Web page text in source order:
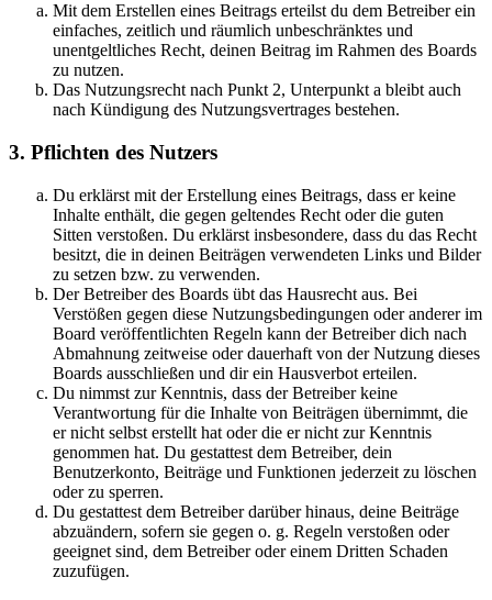
Mit dem Erstellen eines Beitrags erteilst du dem Betreiber ein
einfaches, zeitlich und räumlich unbeschränktes und
unentgeltliches Recht, deinen Beitrag im Rahmen des Boards
zu nutzen.
Das Nutzungsrecht nach Punkt 2, Unterpunkt a bleibt auch
nach Kündigung des Nutzungsvertrages bestehen.
3. Pflichten des Nutzers
Du erklärst mit der Erstellung eines Beitrags, dass er keine
Inhalte enthält, die gegen geltendes Recht oder die guten
Sitten verstoßen. Du erklärst insbesondere, dass du das Recht
besitzt, die in deinen Beiträgen verwendeten Links und Bilder
zu setzen bzw. zu verwenden.
Der Betreiber des Boards übt das Hausrecht aus. Bei
Verstößen gegen diese Nutzungsbedingungen oder anderer im
Board veröffentlichten Regeln kann der Betreiber dich nach
Abmahnung zeitweise oder dauerhaft von der Nutzung dieses
Boards ausschließen und dir ein Hausverbot erteilen.
Du nimmst zur Kenntnis, dass der Betreiber keine
Verantwortung für die Inhalte von Beiträgen übernimmt, die
er nicht selbst erstellt hat oder die er nicht zur Kenntnis
genommen hat. Du gestattest dem Betreiber, dein
Benutzerkonto, Beiträge und Funktionen jederzeit zu löschen
oder zu sperren.
Du gestattest dem Betreiber darüber hinaus, deine Beiträge
abzuändern, sofern sie gegen o. g. Regeln verstoßen oder
geeignet sind, dem Betreiber oder einem Dritten Schaden
zuzufügen.